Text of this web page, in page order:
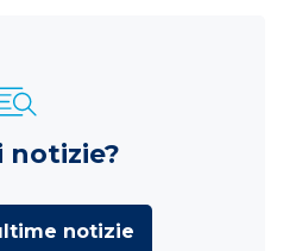
notizie?
notizie